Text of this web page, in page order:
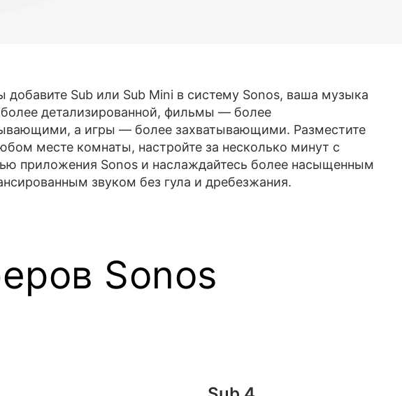
добавите Sub или Sub Mini в систему Sonos, ваша музыка
более детализированной, фильмы — более
а игры — более захватывающими. Разместите
месте комнаты, настройте за несколько минут с
приложения Sonos и наслаждайтесь более насыщенным
звуком без гула и дребезжания.
Sonos